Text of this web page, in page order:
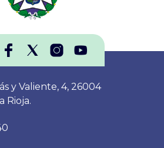
y Valiente, 4, 26004
Rioja.